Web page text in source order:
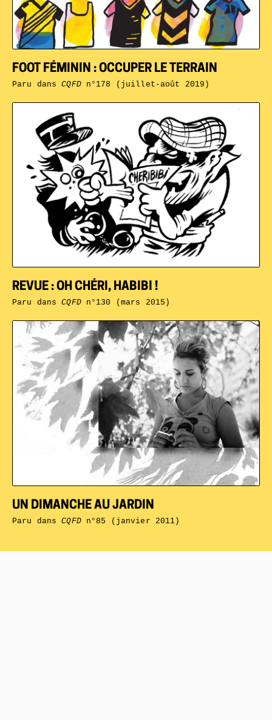
UN DIMANCHE AU JARDIN
Paru dansCQFDn°85 (janvier 2011)
REVUE : OH CHÉRI, HABIBI !
Paru dansCQFDn°130 (mars 2015)
FOOT FÉMININ : OCCUPER LE TERRAIN
Paru dansCQFDn°178 (juillet-août 2019)